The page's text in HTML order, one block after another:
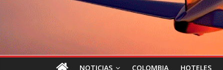
NOTICIAS COLOMBIA HOTELES